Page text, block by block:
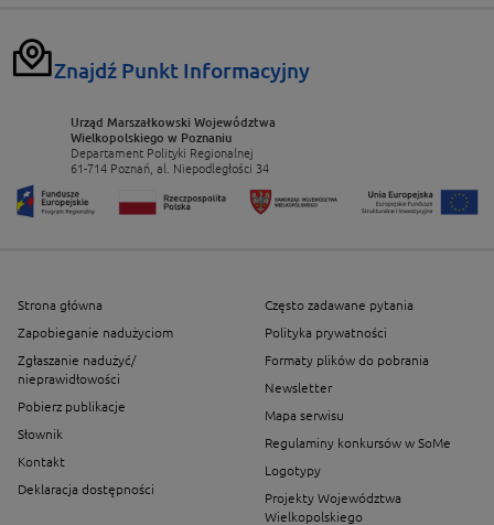
Znajdź Punkt Informacyjny
Urząd Marszałkowski Województwa
Wielkopolskiego w Poznaniu
Departament Polityki Regionalnej
61-714 Poznań, al. Niepodległości 34
Strona główna
Zapobieganie nadużyciom
Zgłaszanie nadużyć/
nieprawidłowości
Pobierz publikacje
Słownik
Kontakt
Deklaracja dostępności
Często zadawane pytania
Polityka prywatności
Formaty plików do pobrania
Newsletter
Mapa serwisu
Regulaminy konkursów w SoMe
Logotypy
Projekty Województwa
Wielkopolskiego